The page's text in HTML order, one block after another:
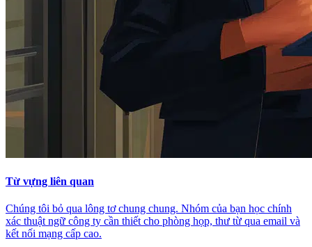
Từ vựng liên quan
Chúng tôi bỏ qua lông tơ chung chung. Nhóm của bạn học chính
xác thuật ngữ công ty cần thiết cho phòng họp, thư từ qua email và
kết nối mạng cấp cao.